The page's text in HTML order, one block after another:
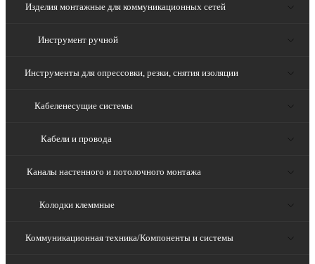
Изделия монтажные для коммуникационных сетей
Инструмент ручной
Инструменты для опрессовки, резки, снятия изоляции
Кабеленесущие системы
Кабели и провода
Каналы настенного и потолочного монтажа
Колодки клеммные
Коммуникационная техника/Компоненты и системы